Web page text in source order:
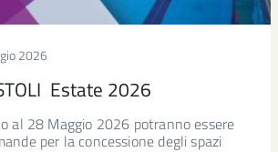
2026
Estate 2026
al 28 Maggio 2026 potranno essere
per la concessione degli spazi